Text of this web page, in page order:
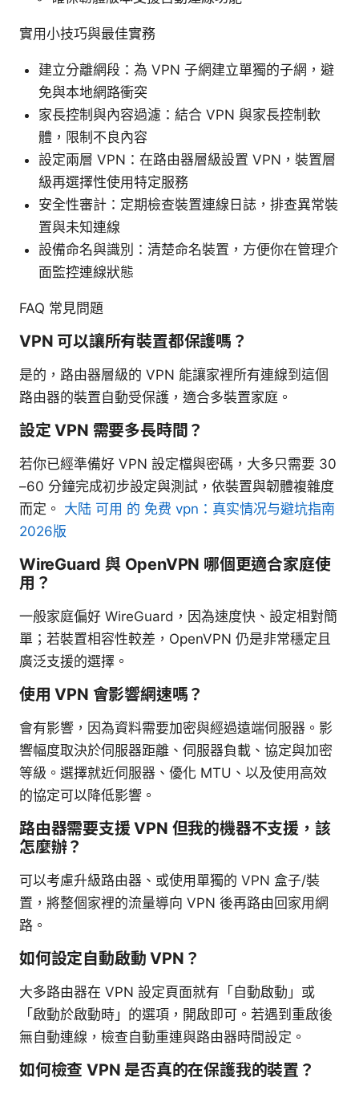
實用小技巧與最佳實務
建立分離網段：為 VPN 子網建立單獨的子網，避
免與本地網路衝突
家長控制與內容過濾：結合 VPN 與家長控制軟
體，限制不良內容
設定兩層 VPN：在路由器層級設置 VPN，裝置層
級再選擇性使用特定服務
安全性審計：定期檢查裝置連線日誌，排查異常裝
置與未知連線
設備命名與識別：清楚命名裝置，方便你在管理介
面監控連線狀態
FAQ 常見問題
VPN 可以讓所有裝置都保護嗎？
是的，路由器層級的 VPN 能讓家裡所有連線到這個
路由器的裝置自動受保護，適合多裝置家庭。
設定 VPN 需要多長時間？
若你已經準備好 VPN 設定檔與密碼，大多只需要 30
–60 分鐘完成初步設定與測試，依裝置與韌體複雜度
而定。 大陆 可用 的 免费 vpn：真实情况与避坑指南
2026版
WireGuard 與 OpenVPN 哪個更適合家庭使
用？
一般家庭偏好 WireGuard，因為速度快、設定相對簡
單；若裝置相容性較差，OpenVPN 仍是非常穩定且
廣泛支援的選擇。
使用 VPN 會影響網速嗎？
會有影響，因為資料需要加密與經過遠端伺服器。影
響幅度取決於伺服器距離、伺服器負載、協定與加密
等級。選擇就近伺服器、優化 MTU、以及使用高效
的協定可以降低影響。
路由器需要支援 VPN 但我的機器不支援，該
怎麼辦？
可以考慮升級路由器、或使用單獨的 VPN 盒子/裝
置，將整個家裡的流量導向 VPN 後再路由回家用網
路。
如何設定自動啟動 VPN？
大多路由器在 VPN 設定頁面就有「自動啟動」或
「啟動於啟動時」的選項，開啟即可。若遇到重啟後
無自動連線，檢查自動重連與路由器時間設定。
如何檢查 VPN 是否真的在保護我的裝置？